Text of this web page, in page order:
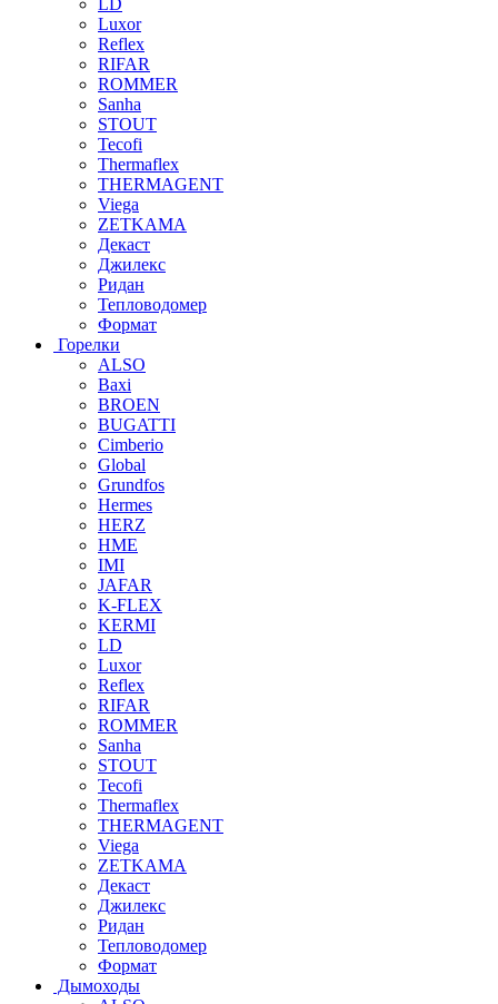
Luxor
Reflex
RIFAR
ROMMER
Sanha
STOUT
Tecofi
Thermaflex
THERMAGENT
Viega
ZETKAMA
Декаст
Джилекс
Ридан
Тепловодомер
Формат
Горелки
ALSO
Baxi
BROEN
BUGATTI
Cimberio
Global
Grundfos
Hermes
HERZ
HME
IMI
JAFAR
K-FLEX
KERMI
LD
Luxor
Reflex
RIFAR
ROMMER
Sanha
STOUT
Tecofi
Thermaflex
THERMAGENT
Viega
ZETKAMA
Декаст
Джилекс
Ридан
Тепловодомер
Формат
Дымоходы